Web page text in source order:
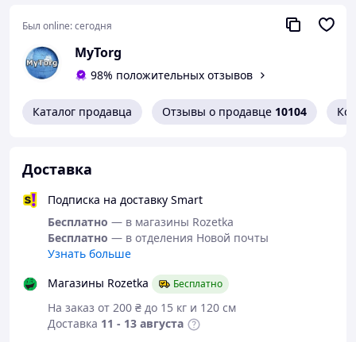
Портативная ультразвуковая стиральная машина
мини с USB - ультразвуковая стиральная
детской одежды, нижнего белья и носков. Благодаря
позволяет легко помещать машину в чемодан,
обеспечивая чистоту ваших вещей в любом месте.
Устройство также подходит для очистки фруктов и
других мелких предметов.
Режимы работы:
Тип A: 4 режима регулировки:
Был online:сегодня
MyTorg
98% положительных отзывов
Каталог продавца Отзывы о продавце 10104
Доставка
Подписка на доставку Smart
Бесплатно — в магазины Rozetka
Бесплатно — в отделения Новой почты
Узнать больше
Магазины Rozetka
Бесплатно
На заказ от 200 ₴ до 15 кг и 120 см
Доставка 11 - 13 августа